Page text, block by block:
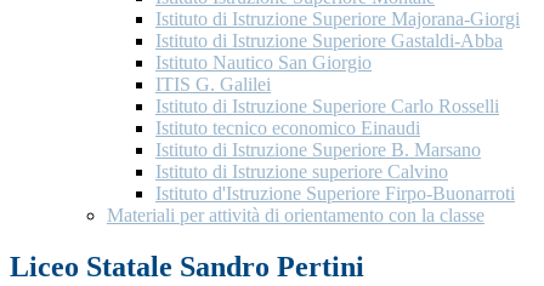
Istituto di Istruzione Superiore Majorana-Giorgi
Istituto di Istruzione Superiore Gastaldi-Abba
Istituto Nautico San Giorgio
ITIS G. Galilei
Istituto di Istruzione Superiore Carlo Rosselli
Istituto tecnico economico Einaudi
Istituto di Istruzione Superiore B. Marsano
Istituto di Istruzione superiore Calvino
Istituto d'Istruzione Superiore Firpo-Buonarroti
Materiali per attività di orientamento con la classe
Liceo Statale Sandro Pertini